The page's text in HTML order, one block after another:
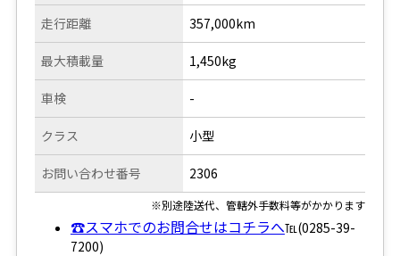
走行距離 357,000km
最大積載量
車検
クラス
お問い合わせ番号
1,450kg
-
小型
2306
※別途陸送代、管轄外手数料等がかかります
☎スマホでのお問合せはコチラへ℡(0285-39-
7200)